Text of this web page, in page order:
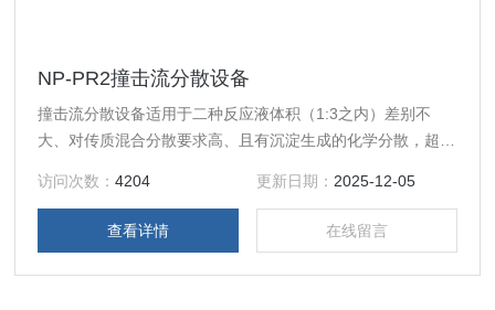
NP-PR2撞击流分散设备
撞击流分散设备适用于二种反应液体积（1:3之内）差别不
大、对传质混合分散要求高、且有沉淀生成的化学分散，超声
合、降解、乳化等多种反应过程。
访问次数：4204 更新日期： 2025-12-05
查看详情 在线留言